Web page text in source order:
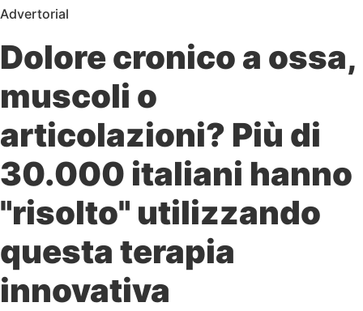
Advertorial
Dolore cronico a ossa,
muscoli o
articolazioni? Più di
30.000 italiani hanno
"risolto" utilizzando
questa terapia
innovativa